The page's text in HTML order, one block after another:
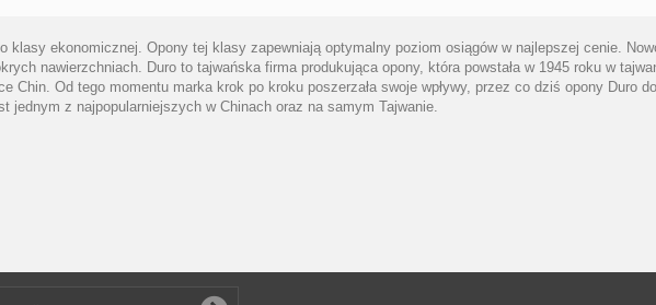
klasy ekonomicznej. Opony tej klasy zapewniają optymalny poziom osiągów w najlepszej cenie.
nawierzchniach. Duro to tajwańska firma produkująca opony, która powstała w 1945 roku w
Chin. Od tego momentu marka krok po kroku poszerzała swoje wpływy, przez co dziś opony Duro
jednym z najpopularniejszych w Chinach oraz na samym Tajwanie.